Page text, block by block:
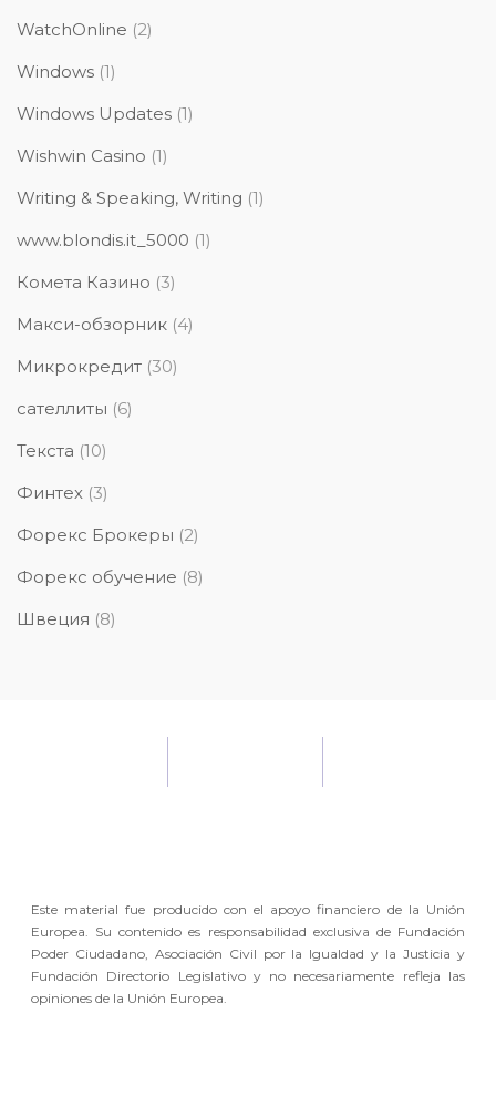
WatchOnline (2)
Windows (1)
Windows Updates (1)
Wishwin Casino (1)
Writing & Speaking, Writing (1)
www.blondis.it_5000 (1)
Комета Казино (3)
Макси-обзорник (4)
Микрокредит (30)
сателлиты (6)
Текста (10)
Финтех (3)
Форекс Брокеры (2)
Форекс обучение (8)
Швеция (8)
Este material fue producido con el apoyo financiero de la Unión
Europea. Su contenido es responsabilidad exclusiva de Fundación
Poder Ciudadano, Asociación Civil por la Igualdad y la Justicia y
Fundación Directorio Legislativo y no necesariamente refleja las
opiniones de la Unión Europea.